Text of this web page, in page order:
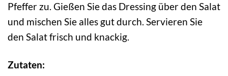
Pfeffer zu. Gießen Sie das Dressing über den Salat
und mischen Sie alles gut durch. Servieren Sie
den Salat frisch und knackig.
Zutaten: